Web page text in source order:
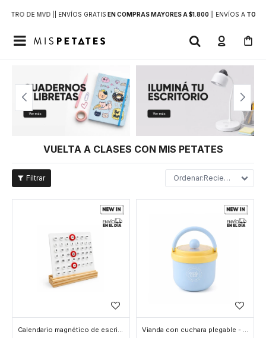
DE MVD | | ENVÍOS GRATIS EN COMPRAS MAYORES A $1.800 | ENVÍOS ATODO

VUELTA A CLASES CON MIS PETATES
Recientes
Calendario magnético de escritorio 13x15cm - Blanco Vianda con cuchara plegable - Celeste